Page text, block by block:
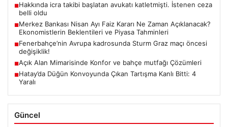
■Hakkında icra takibi başlatan avukatı katletmişti. İstenen ceza
belli oldu
■Merkez Bankası Nisan Ayı Faiz Kararı Ne Zaman Açıklanacak?
Ekonomistlerin Beklentileri ve Piyasa Tahminleri
■Fenerbahçe’nin Avrupa kadrosunda Sturm Graz maçı öncesi
değişiklik!
■Açık Alan Mimarisinde Konfor ve bahçe mutfağı Çözümleri
■Hatay’da Düğün Konvoyunda Çıkan Tartışma Kanlı Bitti: 4
Yaralı
Güncel